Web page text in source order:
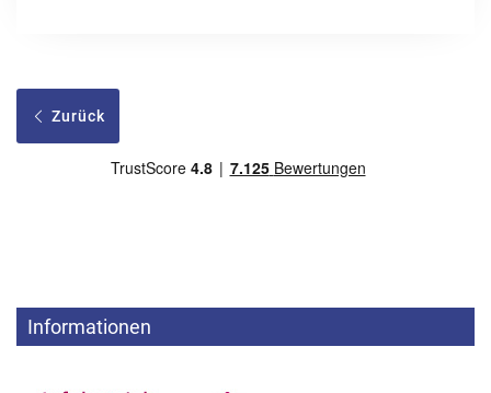
Zurück
Informationen